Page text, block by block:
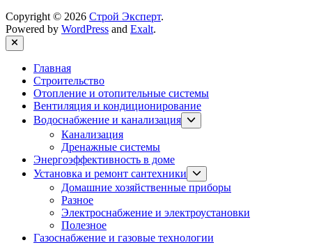
Copyright © 2026 Строй Эксперт.
Powered by WordPress and Exalt.
Close
Главная
Строительство
Отопление и отопительные системы
Вентиляция и кондиционирование
Водоснабжение и канализация
Show
sub
Канализация
Дренажные системы
Энергоэффективность в доме
Установка и ремонт сантехники
sub
menu
Домашние хозяйственные приборы
Разное
Электроснабжение и электроустановки
Полезное
Газоснабжение и газовые технологии